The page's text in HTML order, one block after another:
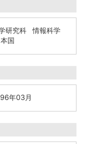
研究科 情報科学
国
年03月